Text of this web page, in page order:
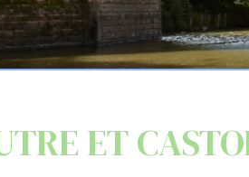
ET